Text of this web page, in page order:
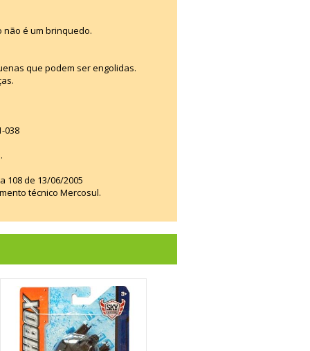
não é um brinquedo.
que podem ser engolidas.
038
108 de 13/06/2005
técnico Mercosul.